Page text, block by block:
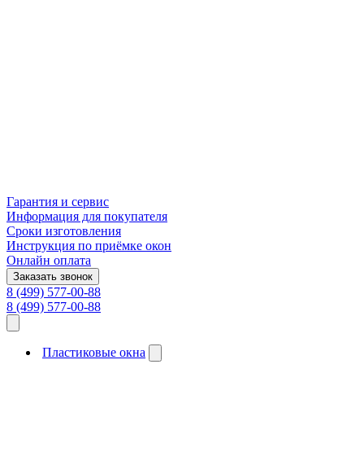
Гарантия и сервис
Информация для покупателя
Сроки изготовления
Инструкция по приёмке окон
Онлайн оплата
Заказать звонок
8 (499) 577-00-88
8 (499) 577-00-88
Пластиковые окна